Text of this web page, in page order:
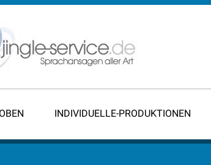
INDIVIDUELLE-PRODUKTIONEN